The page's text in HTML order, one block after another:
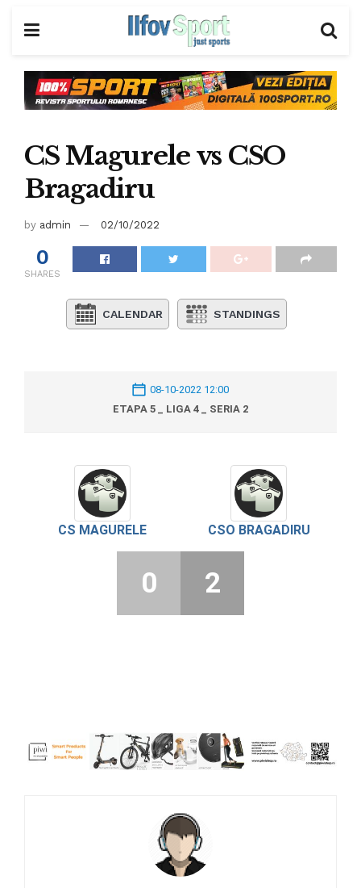
CS Magurele vs CSO
Bragadiru
by admin 02/10/2022
0
SHARES
CALENDAR STANDINGS
08-10-2022 12:00
ETAPA 5 _ LIGA 4 _ SERIA 2
CS MAGURELE CSO BRAGADIRU
0 2